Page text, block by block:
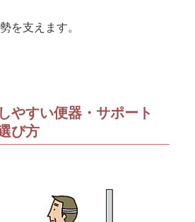
を支えます。
やすい便器・サポート
び方